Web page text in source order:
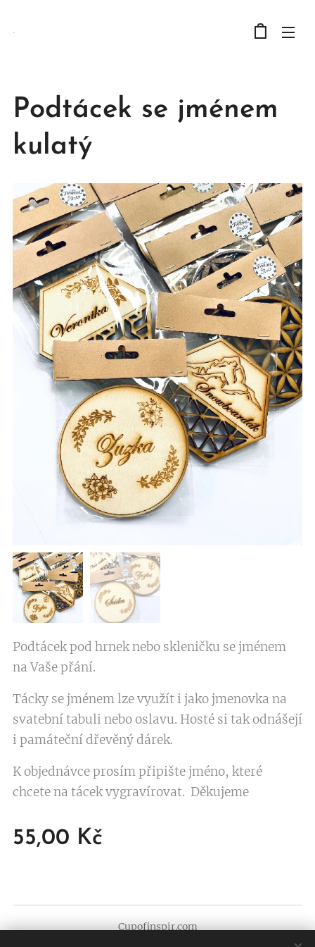
.
Podtácek se jménem
kulatý
Podtácek pod hrnek nebo skleničku se jménem
na Vaše přání.
Tácky se jménem lze využít i jako jmenovka na
svatební tabuli nebo oslavu. Hosté si tak odnášejí
i památeční dřevěný dárek.
K objednávce prosím připište jméno, které
chcete na tácek vygravírovat. Děkujeme
55,00 Kč
Cupofinspir.com